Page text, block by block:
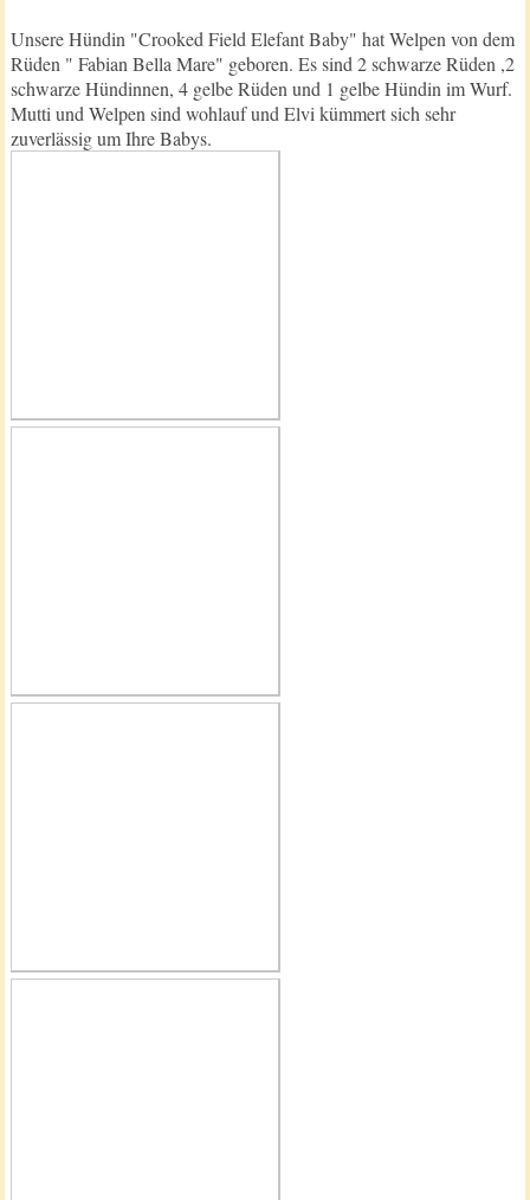
Unsere Hündin "Crooked Field Elefant Baby" hat Welpen von dem
Rüden " Fabian Bella Mare" geboren. Es sind 2 schwarze Rüden ,2
schwarze Hündinnen, 4 gelbe Rüden und 1 gelbe Hündin im Wurf.
Mutti und Welpen sind wohlauf und Elvi kümmert sich sehr
zuverlässig um Ihre Babys.